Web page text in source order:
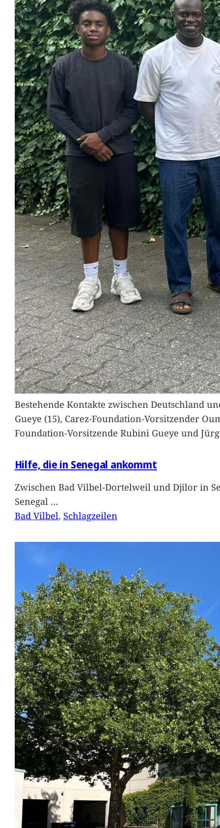
Bestehende Kontakte zwischen Deutschland
Gueye (15), Carez-Foundation-Vorsitzender
Foundation-Vorsitzende Rubini Gueye und
Hilfe, die in Senegal ankommt
Zwischen Bad Vilbel-Dortelweil und Djilor in
Senegal …
Bad Vilbel, Schlagzeilen